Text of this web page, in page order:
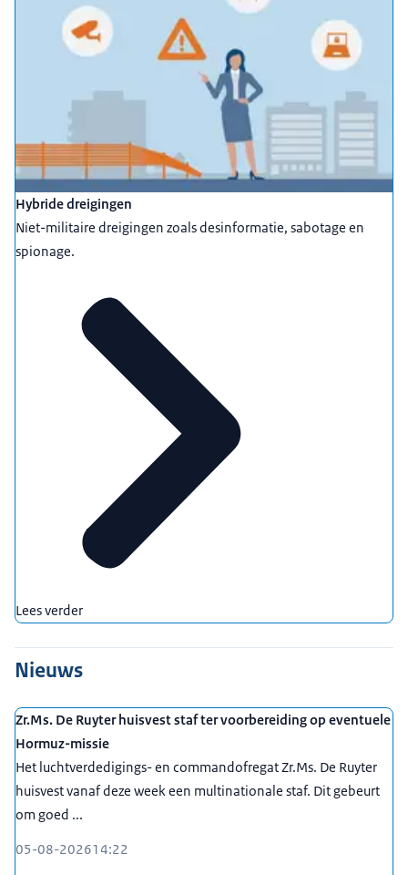
Hybride dreigingen
Niet-militaire dreigingen zoals desinformatie, sabotage en
spionage.
Lees verder
Nieuws
Zr.Ms. De Ruyter huisvest staf ter voorbereiding op eventuele
Hormuz-missie
Het luchtverdedigings- en commandofregat Zr.Ms. De Ruyter
huisvest vanaf deze week een multinationale staf. Dit gebeurt
om goed ...
05-08-202614:22